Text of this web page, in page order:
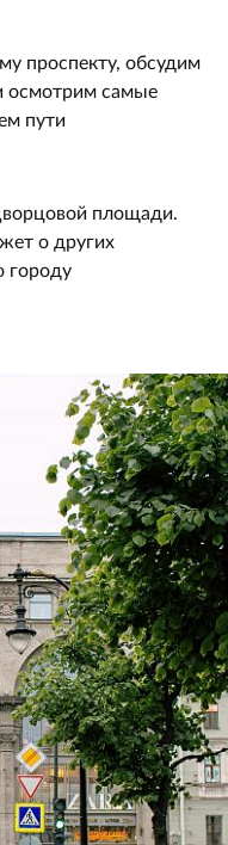
проспекту, обсудим
осмотрим самые
пути
площади.
о других
городу